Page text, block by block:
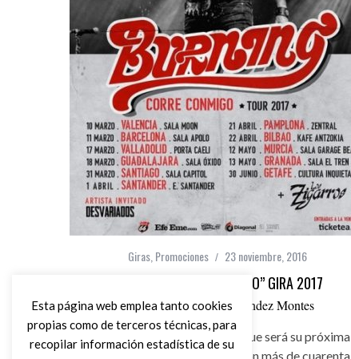
Giras Promociones 23 noviembre, 2016
BURNING “CORRE CONMIGO” GIRA 2017
por Ángel Manuel Hernández Montes
Burning anuncia fechas de lo que será su próxima
gira 2017 “Corre Conmigo”. Con más de cuarenta
Esta página web emplea tanto cookies
propias como de terceros técnicas, para
recopilar información estadística de su